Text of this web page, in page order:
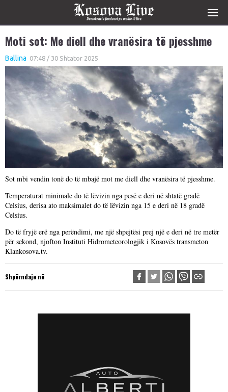
Moti sot: Me diell dhe vranësira të pjesshme
Ballina 07:48 / 30 Shtator 2025
Sot mbi vendin tonë do të mbajë mot me diell dhe vranësira të pjesshme.
Temperaturat minimale do të lëvizin nga pesë e deri në shtatë gradë
Celsius, derisa ato maksimalet do të lëvizin nga 15 e deri në 18 gradë
Celsius.
Do të fryjë erë nga perëndimi, me një shpejtësi prej një e deri në tre metër
për sekond, njofton Instituti Hidrometeorologjik i Kosovës transmeton
Klankosova.tv.
Shpërndaje në